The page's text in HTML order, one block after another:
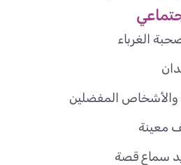
الغرباء
والأشخاص المفضلين
معينة
سماع قصة